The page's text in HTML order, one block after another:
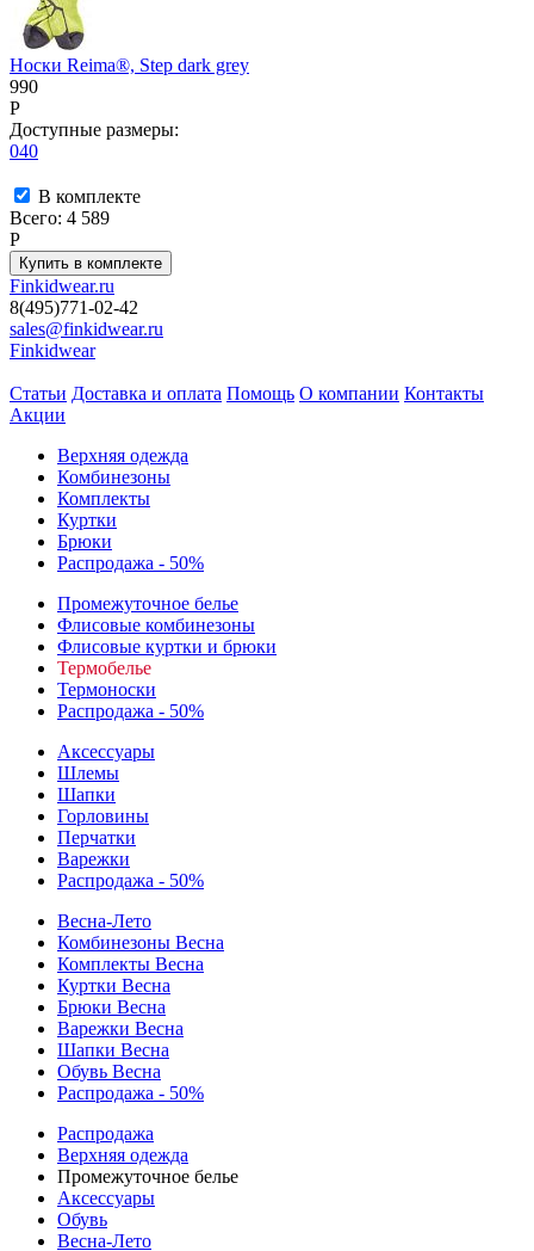
Носки Reima®, Step dark grey
990
P
Доступные размеры:
040
В комплекте
Всего: 4 589
P
Finkidwear.ru
8(495)771-02-42
sales@finkidwear.ru
Finkidwear
Статьи Доставка и оплата Помощь О компании Контакты
Акции
Верхняя одежда
Комбинезоны
Комплекты
Куртки
Брюки
Распродажа - 50%
Промежуточное белье
Флисовые комбинезоны
Флисовые куртки и брюки
Термобелье
Термоноски
Распродажа - 50%
Аксессуары
Шлемы
Шапки
Горловины
Перчатки
Варежки
Распродажа - 50%
Весна-Лето
Комбинезоны Весна
Комплекты Весна
Куртки Весна
Брюки Весна
Варежки Весна
Шапки Весна
Обувь Весна
Распродажа - 50%
Распродажа
Верхняя одежда
Промежуточное белье
Аксессуары
Обувь
Весна-Лето